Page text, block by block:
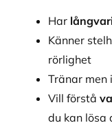
Har
Känner
rörlighet
Tränar men
Vill förstå
du kan lösa